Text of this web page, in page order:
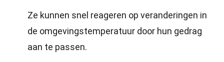
Ze kunnen snel reageren op veranderingen in
de omgevingstemperatuur door hun gedrag
aan te passen.